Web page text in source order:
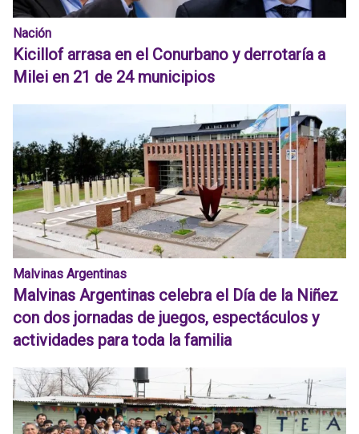
Nación
Kicillof arrasa en el Conurbano y derrotaría a
Milei en 21 de 24 municipios
Malvinas Argentinas
Malvinas Argentinas celebra el Día de la Niñez
con dos jornadas de juegos, espectáculos y
actividades para toda la familia